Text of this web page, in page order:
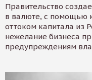
Правительство
в валюте, с помощью
оттоком капитала из
нежелание бизнеса
предупреждениям